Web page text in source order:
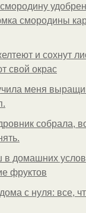
смородины
и сохнут
свой окрас
меня
собрала,
в домашних
фруктов
с нуля: все,